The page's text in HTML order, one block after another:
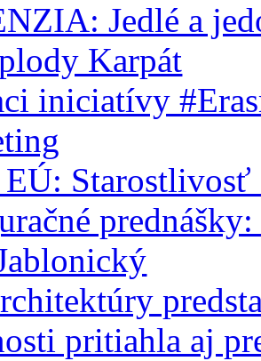
Jedlé a
Karpát
iniciatívy
pritiahla aj